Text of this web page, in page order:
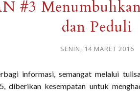
#3
dan Peduli
SENIN, 14 MARET 2016
informasi, semangat melalui
diberikan kesempatan untuk